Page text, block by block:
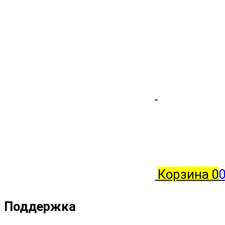
Корзина 0
Поддержка